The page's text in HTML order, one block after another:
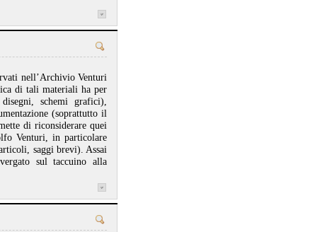
nell’Archivio Venturi
di tali materiali ha per
schemi grafici),
(soprattutto il
di riconsiderare quei
Venturi, in particolare
saggi brevi). Assai
sul taccuino alla